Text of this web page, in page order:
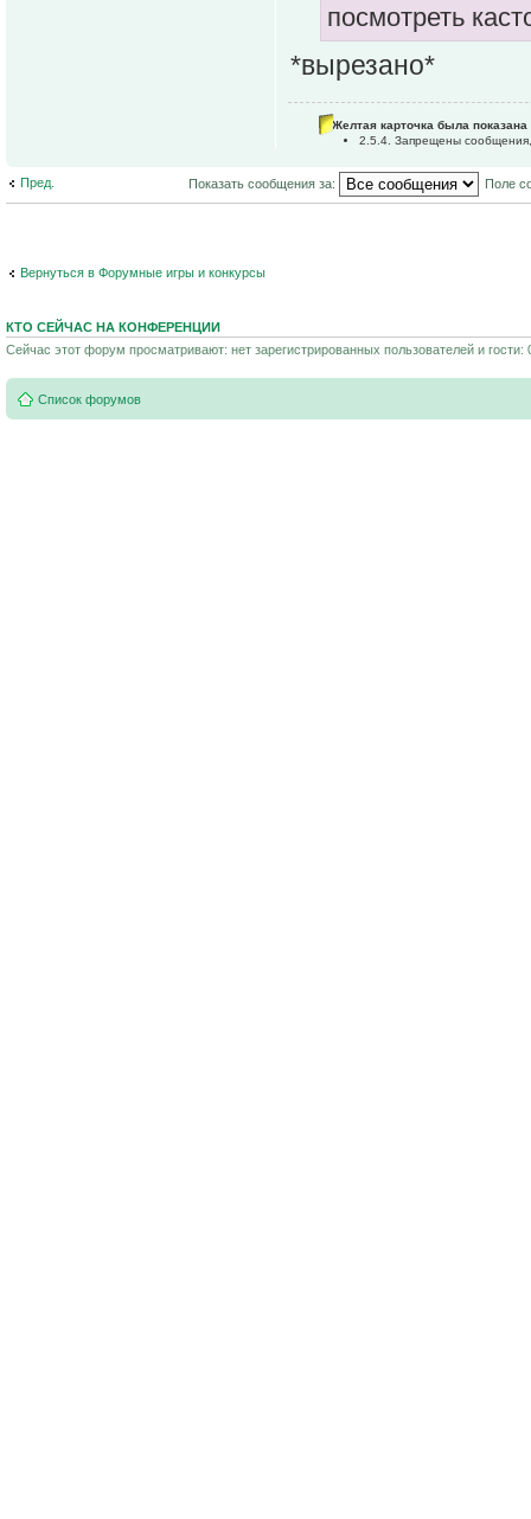
посмотреть
*вырезано*
Желтая карточка была показана
2.5.4. Запрещены
Пред. Показать сообщения за: Поле
Вернуться в Форумные игры и конкурсы
КТО СЕЙЧАС НА КОНФЕРЕНЦИИ
Сейчас этот форум просматривают: нет зарегистрированных пользователей и гости:
Список форумов